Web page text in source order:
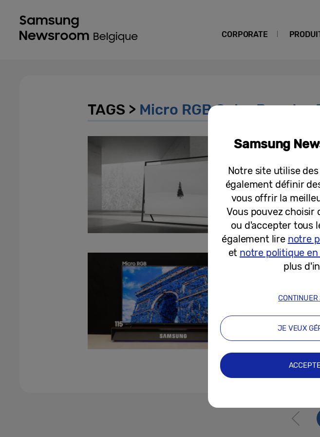
CORPORATE
TAGS > Micro RGB Color Booster
Samsung
au monde,
nouveau
07-01-2026
Samsung
une
gamme
12-08-2025
Samsung
Notre site utilise
également définir
vous offrir la
Vous pouvez choisir
ou d'accepter tous
également lire notre
et notre politique
plus
JE VEUX